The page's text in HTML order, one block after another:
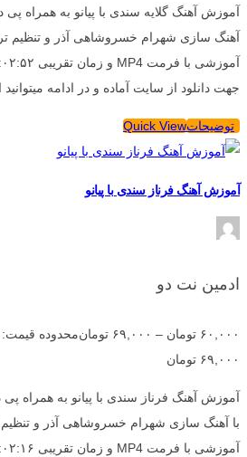
آموزش آهنگ گلایه سندی با پیانو به همراه پی
آهنگ سازی شهرام خسروشاهی آذر و تنظیم
جهت دانلود از سایت آماده و در ادامه
توضیحاتQuick View
آموزش آهنگ فرناز سندی با پیانو
ادمین نت دو
۶۰,۰۰۰ تومان – ۶۹,۰۰۰ تومان
۶۹,۰۰۰ تومان
آموزش آهنگ فرناز سندی با پیانو به همراه
با آهنگ سازی شهرام خسروشاهی آذر و تنظیم